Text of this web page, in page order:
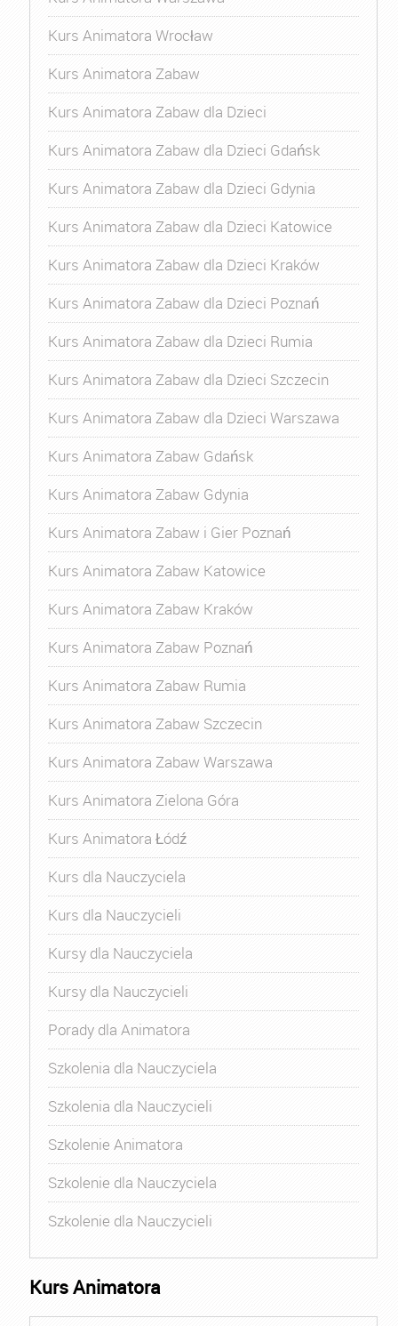
Kurs Animatora Wrocław
Kurs Animatora Zabaw
Kurs Animatora Zabaw dla Dzieci
Kurs Animatora Zabaw dla Dzieci Gdańsk
Kurs Animatora Zabaw dla Dzieci Gdynia
Kurs Animatora Zabaw dla Dzieci Katowice
Kurs Animatora Zabaw dla Dzieci Kraków
Kurs Animatora Zabaw dla Dzieci Poznań
Kurs Animatora Zabaw dla Dzieci Rumia
Kurs Animatora Zabaw dla Dzieci Szczecin
Kurs Animatora Zabaw dla Dzieci Warszawa
Kurs Animatora Zabaw Gdańsk
Kurs Animatora Zabaw Gdynia
Kurs Animatora Zabaw i Gier Poznań
Kurs Animatora Zabaw Katowice
Kurs Animatora Zabaw Kraków
Kurs Animatora Zabaw Poznań
Kurs Animatora Zabaw Rumia
Kurs Animatora Zabaw Szczecin
Kurs Animatora Zabaw Warszawa
Kurs Animatora Zielona Góra
Kurs Animatora Łódź
Kurs dla Nauczyciela
Kurs dla Nauczycieli
Kursy dla Nauczyciela
Kursy dla Nauczycieli
Porady dla Animatora
Szkolenia dla Nauczyciela
Szkolenia dla Nauczycieli
Szkolenie Animatora
Szkolenie dla Nauczyciela
Szkolenie dla Nauczycieli
Kurs Animatora